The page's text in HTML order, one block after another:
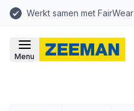
Werkt samen met FairWear
Menu